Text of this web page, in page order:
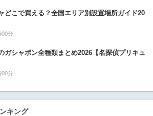
どこで買える？全国エリア別設置場所ガイド20
00分
ガシャポン全種類まとめ2026【名探偵プリキュ
00分
キング